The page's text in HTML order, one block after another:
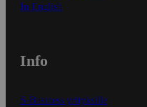
In English
Info
S-Business yrityksille